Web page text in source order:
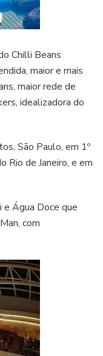
Chilli Beans
maior e mais
maior rede de
idealizadora do
São Paulo, em 1º
Rio de Janeiro, e em
e Água Doce que
com